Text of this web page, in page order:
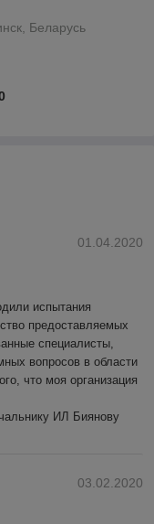
Беларусь
01.04.2020
испытания
предоставляемых
специалисты,
вопросов в области
что моя организация
ИЛ Биянову
03.02.2020